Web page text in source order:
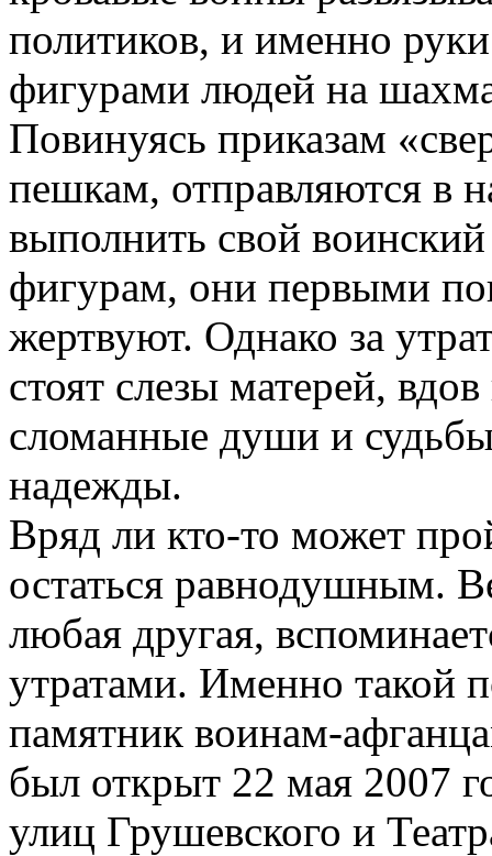
политиков, и именно
фигурами людей на
Повинуясь приказам
пешкам, отправляются в
выполнить свой
фигурам, они первыми
жертвуют. Однако за
стоят слезы матерей,
сломанные души и
надежды.
Вряд ли кто-то может
остаться равнодушным.
любая другая,
утратами. Именно такой
памятник воинам-
был открыт 22 мая 2007
улиц Грушевского и